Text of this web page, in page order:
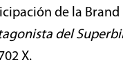
de la Brand
del
X.